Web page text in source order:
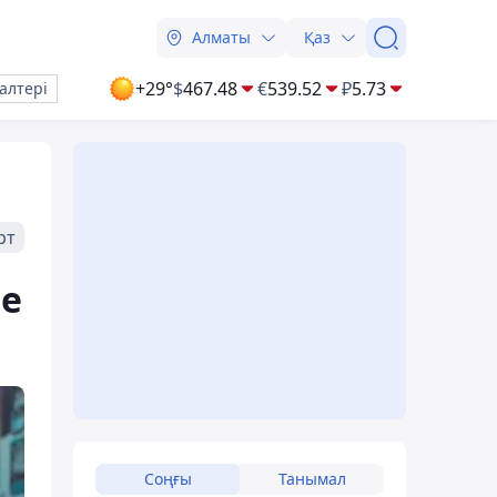
Алматы Қаз
+29°$467.48 €539.52 ₽5.73
Соңғы Танымал